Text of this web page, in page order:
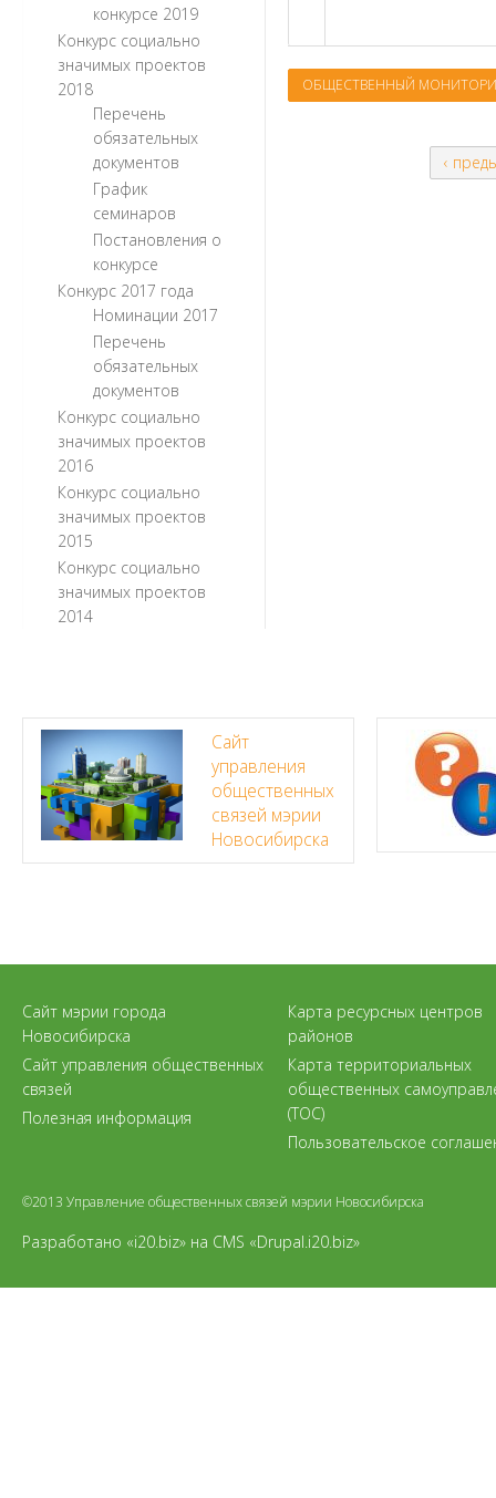
конкурсе 2019
Конкурс социально
значимых проектов
2018
Перечень
обязательных
документов
График
семинаров
Постановления о
конкурсе
Конкурс 2017 года
Номинации 2017
Перечень
обязательных
документов
Конкурс социально
значимых проектов
2016
Конкурс социально
значимых проектов
2015
Конкурс социально
значимых проектов
2014
ОБЩЕСТВЕННЫЙ
‹
Сайт
управления
общественных
связей мэрии
Новосибирска
Сайт мэрии города
Новосибирска
Сайт управления общественных
связей
Полезная информация
Карта ресурсных центров
районов
Карта территориальных
общественных
(ТОС)
Пользовательское
©2013 Управление общественных связей мэрии Новосибирска
Разработано «i20.biz» на CMS «Drupal.i20.biz»